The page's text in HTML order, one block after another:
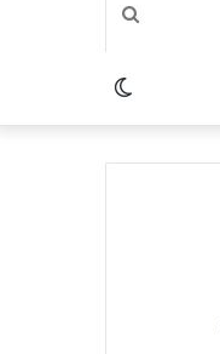
بحث
عنالوضع
المظلم